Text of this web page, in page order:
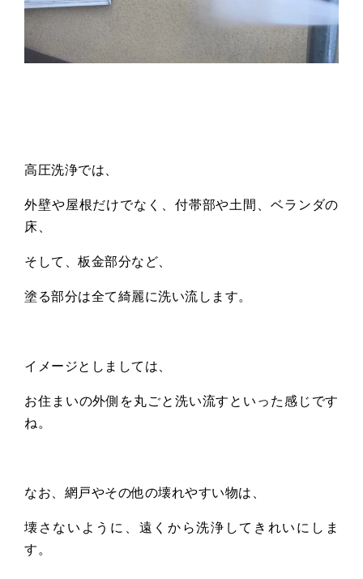
高圧洗浄では、
外壁や屋根だけでなく、付帯部や土間、ベランダの
床、
そして、板金部分など、
塗る部分は全て綺麗に洗い流します。
イメージとしましては、
お住まいの外側を丸ごと洗い流すといった感じです
ね。
なお、網戸やその他の壊れやすい物は、
壊さないように、遠くから洗浄してきれいにしま
す。